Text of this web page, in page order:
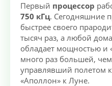
Первый процессор
750 кГц. Сегодняшние
быстрее своего
тысяч раз, а любой
обладает мощностью и
много раз большей,
управлявший полетом
«Аполлон» к Луне.